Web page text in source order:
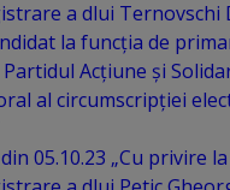
a dlui Ternovschi
la funcția de
Acțiune și
al circumscripției
05.10.23 „Cu privire